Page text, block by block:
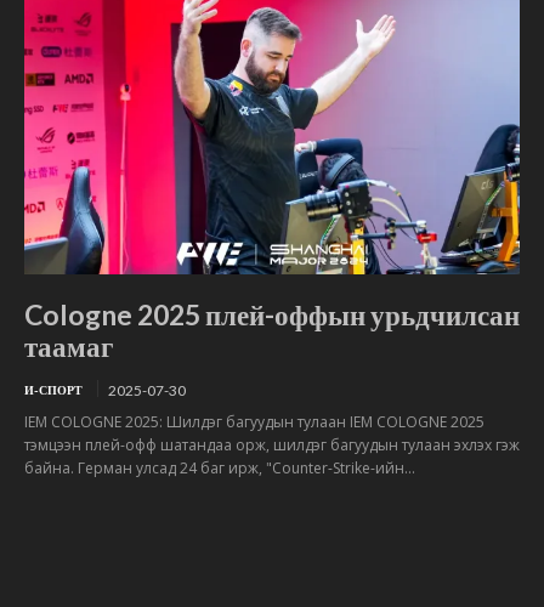
Cologne 2025 плей-оффын урьдчилсан
таамаг
И-СПОРТ 2025-07-30
IEM COLOGNE 2025: Шилдэг багуудын тулаан IEM COLOGNE 2025
тэмцээн плей-офф шатандаа орж, шилдэг багуудын тулаан эхлэх гэж
байна. Герман улсад 24 баг ирж, "Counter-Strike-ийн...